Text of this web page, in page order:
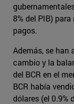
8% del PIB)
pagos.
Además, se han
cambio y la
del BCR en el
BCR había
dólares (el 0.9%